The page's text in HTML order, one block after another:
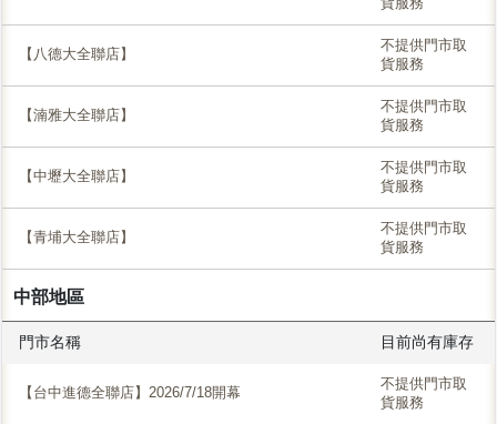
【八德大全聯店】
不提供門市取
貨服務
【湳雅大全聯店】
不提供門市取
貨服務
【中壢大全聯店】
不提供門市取
貨服務
【青埔大全聯店】
不提供門市取
貨服務
中部地區
門市名稱 目前尚有庫存
【台中進德全聯店】2026/7/18開幕
不提供門市取
貨服務